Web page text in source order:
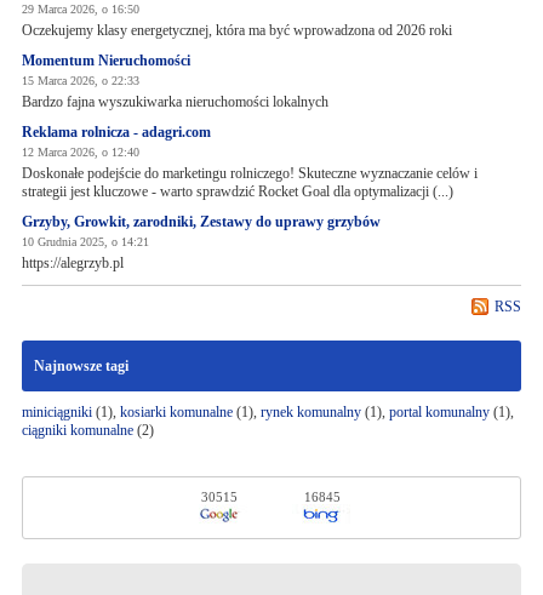
29 Marca 2026, o 16:50
Oczekujemy klasy energetycznej, która ma być wprowadzona od 2026 roki
Momentum Nieruchomości
15 Marca 2026, o 22:33
Bardzo fajna wyszukiwarka nieruchomości lokalnych
Reklama rolnicza - adagri.com
12 Marca 2026, o 12:40
Doskonałe podejście do marketingu rolniczego! Skuteczne wyznaczanie celów i
strategii jest kluczowe - warto sprawdzić Rocket Goal dla optymalizacji (...)
Grzyby, Growkit, zarodniki, Zestawy do uprawy grzybów
10 Grudnia 2025, o 14:21
https://alegrzyb.pl
RSS
Najnowsze tagi
miniciągniki(1), kosiarki komunalne(1), rynek komunalny(1), portal komunalny(1),
ciągniki komunalne(2)
30515 16845